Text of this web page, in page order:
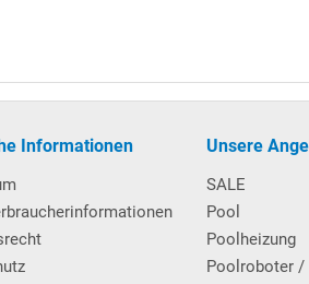
Kein Absetzen des Handlaufs
Informationen Unsere
SALE
Pool
Poolheizung
Poolroboter /